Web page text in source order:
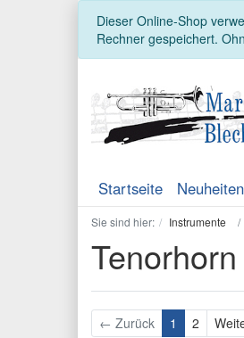
Dieser Online-Shop
Rechner gespeichert.
Startseite Neuheiten
Sie sind hier: Instrumente
← Zurück 1 2